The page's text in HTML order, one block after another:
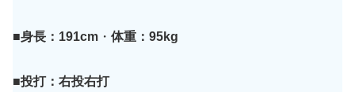
■身長：191cm ・ 体重：95kg
■投打：右投右打